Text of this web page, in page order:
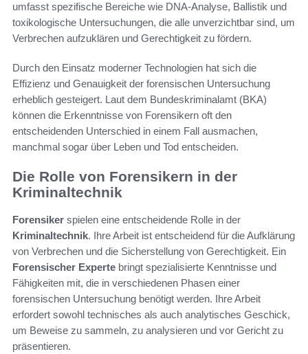
umfasst spezifische Bereiche wie DNA-Analyse, Ballistik und
toxikologische Untersuchungen, die alle unverzichtbar sind, um
Verbrechen aufzuklären und Gerechtigkeit zu fördern.
Durch den Einsatz moderner Technologien hat sich die
Effizienz und Genauigkeit der forensischen Untersuchung
erheblich gesteigert. Laut dem Bundeskriminalamt (BKA)
können die Erkenntnisse von Forensikern oft den
entscheidenden Unterschied in einem Fall ausmachen,
manchmal sogar über Leben und Tod entscheiden.
Die Rolle von Forensikern in der
Kriminaltechnik
Forensiker spielen eine entscheidende Rolle in der
Kriminaltechnik. Ihre Arbeit ist entscheidend für die Aufklärung
von Verbrechen und die Sicherstellung von Gerechtigkeit. Ein
Forensischer Experte bringt spezialisierte Kenntnisse und
Fähigkeiten mit, die in verschiedenen Phasen einer
forensischen Untersuchung benötigt werden. Ihre Arbeit
erfordert sowohl technisches als auch analytisches Geschick,
um Beweise zu sammeln, zu analysieren und vor Gericht zu
präsentieren.